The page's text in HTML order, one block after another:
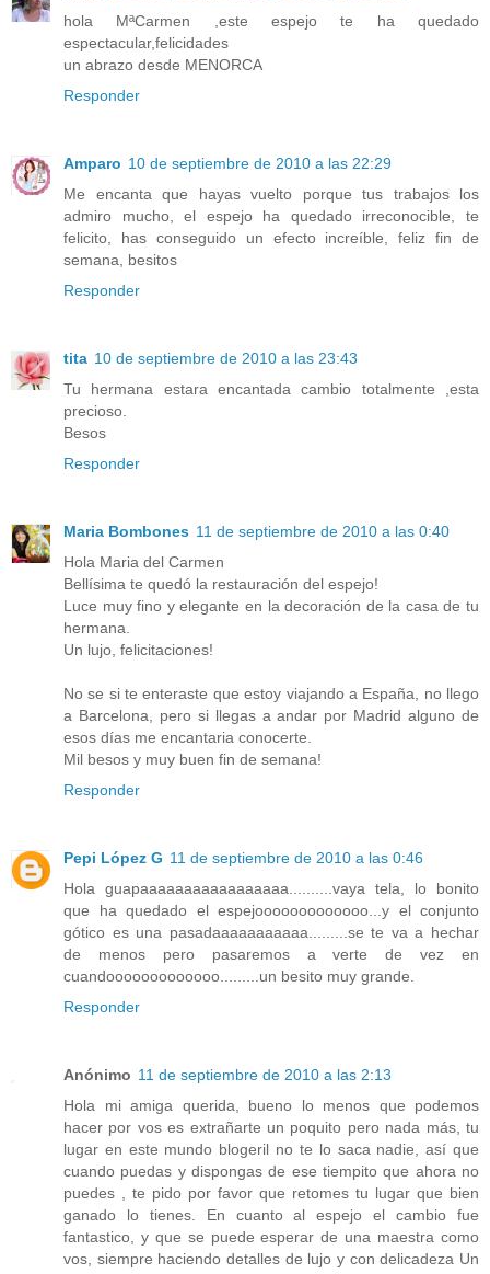
hola MªCarmen ,este espejo te ha quedado
espectacular,felicidades
un abrazo desde MENORCA
Responder
Amparo 10 de septiembre de 2010 a las 22:29
Me encanta que hayas vuelto porque tus trabajos los
admiro mucho, el espejo ha quedado irreconocible, te
felicito, has conseguido un efecto increíble, feliz fin de
semana, besitos
Responder
tita 10 de septiembre de 2010 a las 23:43
Tu hermana estara encantada cambio totalmente ,esta
precioso.
Besos
Responder
Maria Bombones 11 de septiembre de 2010 a las 0:40
Hola Maria del Carmen
Bellísima te quedó la restauración del espejo!
Luce muy fino y elegante en la decoración de la casa de tu
hermana.
Un lujo, felicitaciones!
No se si te enteraste que estoy viajando a España, no llego
a Barcelona, pero si llegas a andar por Madrid alguno de
esos días me encantaria conocerte.
Mil besos y muy buen fin de semana!
Responder
Pepi López G 11 de septiembre de 2010 a las 0:46
Hola guapaaaaaaaaaaaaaaaaa..........vaya tela, lo bonito
que ha quedado el espejooooooooooooo...y el conjunto
gótico es una pasadaaaaaaaaaaa.........se te va a hechar
de menos pero pasaremos a verte de vez en
cuandooooooooooooo.........un besito muy grande.
Responder
Anónimo 11 de septiembre de 2010 a las 2:13
Hola mi amiga querida, bueno lo menos que podemos
hacer por vos es extrañarte un poquito pero nada más, tu
lugar en este mundo blogeril no te lo saca nadie, así que
cuando puedas y dispongas de ese tiempito que ahora no
puedes , te pido por favor que retomes tu lugar que bien
ganado lo tienes. En cuanto al espejo el cambio fue
fantastico, y que se puede esperar de una maestra como
vos, siempre haciendo detalles de lujo y con delicadeza Un